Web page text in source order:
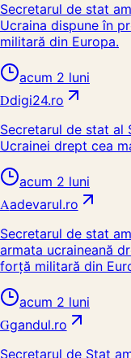
Secretarul de stat
Ucraina dispune în
militară din Europa.
acum 2 luni
Ddigi24.ro
Secretarul de stat al
Ucrainei drept cea
acum 2 luni
Aadevarul.ro
Secretarul de stat
armata ucraineană
forță militară din
acum 2 luni
Ggandul.ro
Secretarul de Stat